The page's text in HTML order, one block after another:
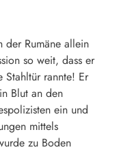
der Rumäne allein
so weit, dass er
rannte! Er
Blut an den
ein und
mittels
zu Boden